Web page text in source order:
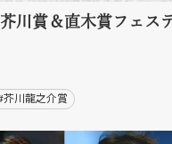
川賞＆直木賞フェス
芥川龍之介賞